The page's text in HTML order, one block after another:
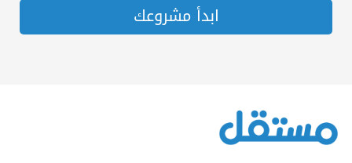
ابدأ مشروعك